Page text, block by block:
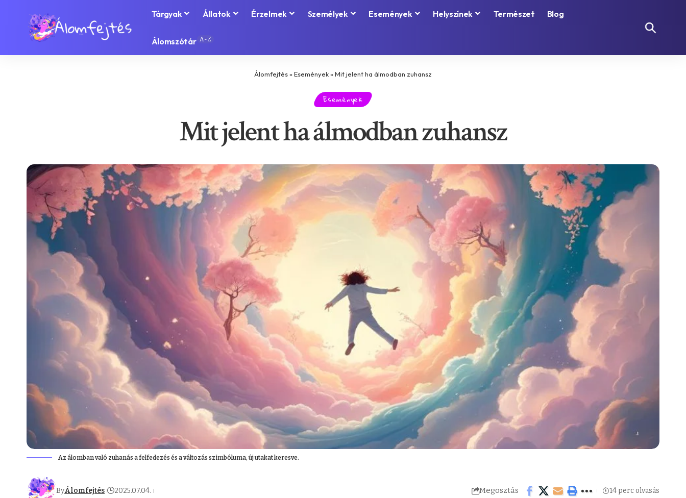
Tárgyak Állatok Érzelmek Személyek Események Helyszínek Természet Blog
Álomszótár A-Z
Álomfejtés»Események»Mit jelent ha álmodban zuhansz
Események
Mit jelent ha álmodban zuhansz
Az álomban való zuhanás a felfedezés és a változás szimbóluma, új utakat keresve.
ByÁlomfejtés 2025.07.04. Megosztás 14 perc olvasás